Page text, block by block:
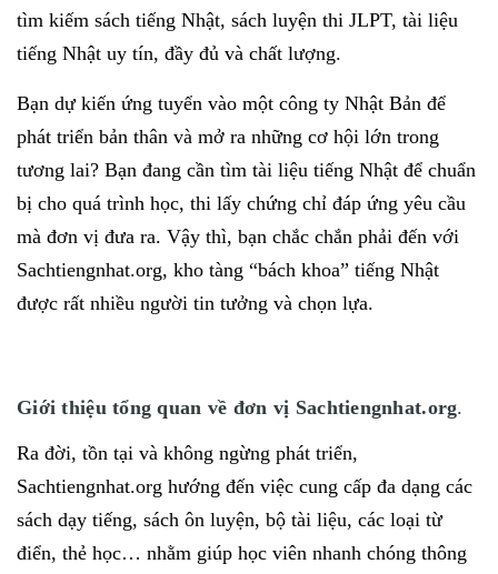
tìm kiếm sách tiếng Nhật, sách luyện thi JLPT, tài liệu
tiếng Nhật uy tín, đầy đủ và chất lượng.
Bạn dự kiến ứng tuyển vào một công ty Nhật Bản để
phát triển bản thân và mở ra những cơ hội lớn trong
tương lai? Bạn đang cần tìm tài liệu tiếng Nhật để chuẩn
bị cho quá trình học, thi lấy chứng chỉ đáp ứng yêu cầu
mà đơn vị đưa ra. Vậy thì, bạn chắc chắn phải đến với
Sachtiengnhat.org, kho tàng “bách khoa” tiếng Nhật
được rất nhiều người tin tưởng và chọn lựa.
Giới thiệu tổng quan về đơn vị Sachtiengnhat.org.
Ra đời, tồn tại và không ngừng phát triển,
Sachtiengnhat.org hướng đến việc cung cấp đa dạng các
sách dạy tiếng, sách ôn luyện, bộ tài liệu, các loại từ
điển, thẻ học… nhằm giúp học viên nhanh chóng thông